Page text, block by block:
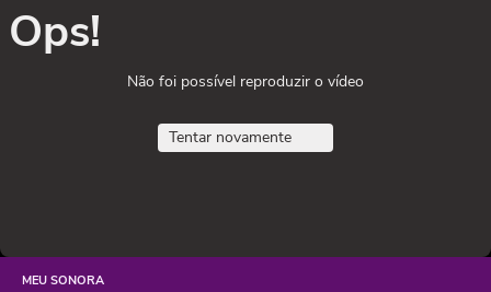
Ops!
Não foi possível reproduzir o vídeo
Tentar novamente
MEU SONORA